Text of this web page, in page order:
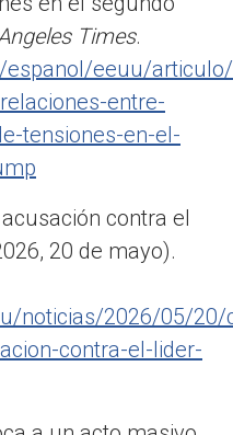
Times.
eeuu/
entre-
tensiones-en-el-
contra el
20 de mayo).
noticias/2026/05/20/
contra-el-lider-